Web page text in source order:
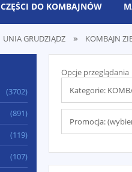
CZĘŚCI DO KOMBAJNÓW
UNIA GRUDZIĄDZ » KOMBAJN
(3702)
(891)
(119)
(107)
Opcje przeglądania
Kategorie:
Promocja: